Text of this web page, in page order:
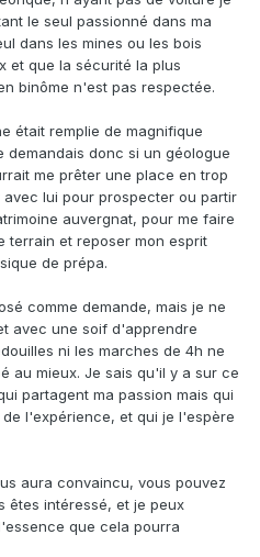
le seul passionné dans ma
dans les mines ou les bois
et que la sécurité la plus
binôme n'est pas respectée.
était remplie de magnifique
demandais donc si un géologue
me prêter une place en trop
lui pour prospecter ou partir
auvergnat, pour me faire
terrain et reposer mon esprit
de prépa.
comme demande, mais je ne
avec une soif d'apprendre
ni les marches de 4h ne
au mieux. Je sais qu'il y a sur ce
partagent ma passion mais qui
l'expérience, et qui je l'espère
aura convaincu, vous pouvez
êtes intéressé, et je peux
que cela pourra